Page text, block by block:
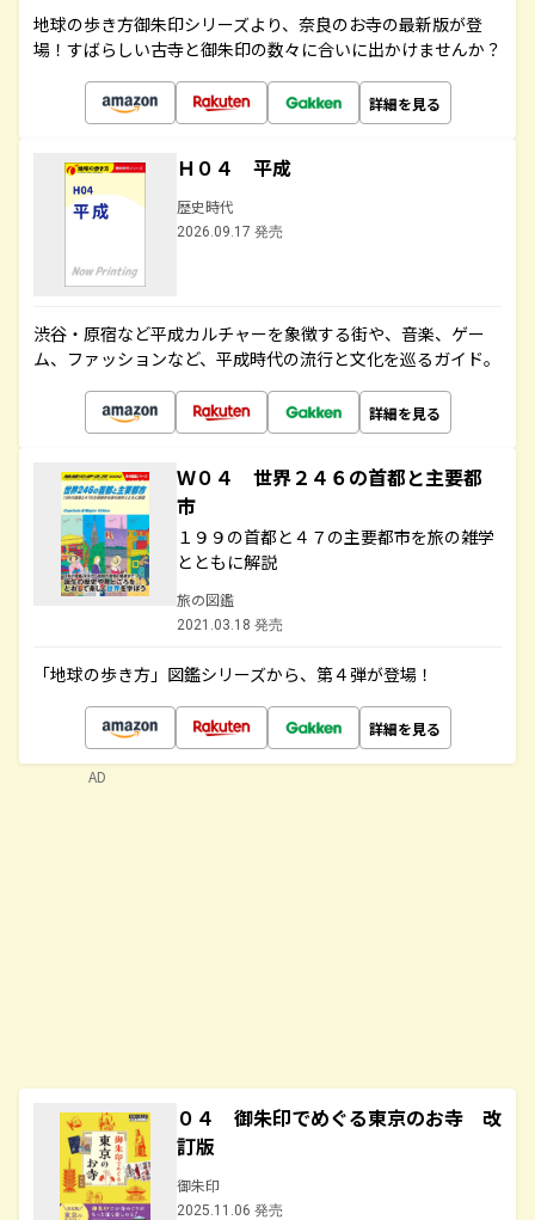
地球の歩き方御朱印シリーズより、奈良のお寺の最新版が登
場！すばらしい古寺と御朱印の数々に合いに出かけませんか？
詳細を見る
Ｈ０４ 平成
歴史時代
2026.09.17 発売
渋谷・原宿など平成カルチャーを象徴する街や、音楽、ゲー
ム、ファッションなど、平成時代の流行と文化を巡るガイド。
詳細を見る
Ｗ０４ 世界２４６の首都と主要都
市
１９９の首都と４７の主要都市を旅の雑学
とともに解説
旅の図鑑
2021.03.18 発売
「地球の歩き方」図鑑シリーズから、第４弾が登場！
詳細を見る
０４ 御朱印でめぐる東京のお寺 改
訂版
御朱印
2025.11.06 発売
AD